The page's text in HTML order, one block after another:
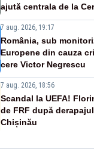
ajută centrala de la
7 aug. 2026, 19:17
România, sub
Europene din cauza
cere Victor Negrescu
7 aug. 2026, 18:56
Scandal la UEFA!
de FRF după
Chișinău